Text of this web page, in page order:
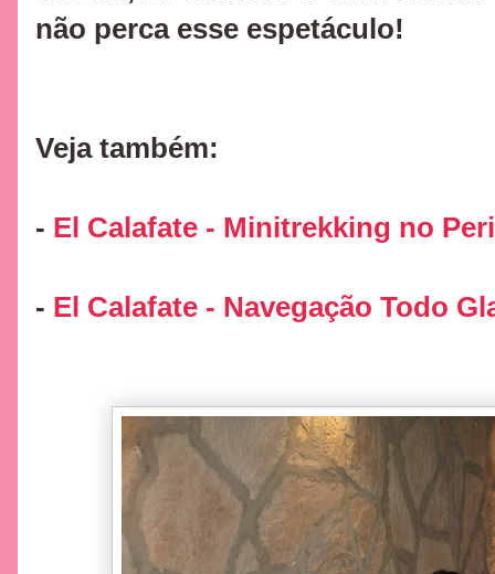
não perca esse espetáculo!
Veja também:
- El Calafate - Minitrekking no
- El Calafate - Navegação Todo